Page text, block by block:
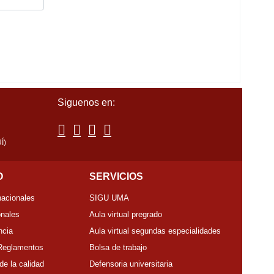
Siguenos en:
la calidad
SERVICIOS
SIGU UMA
Aula virtual pregrado
Aula virtual segundas especialidades
Bolsa de trabajo
Defensoria universitaria